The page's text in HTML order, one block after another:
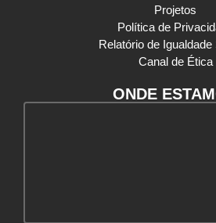
Projetos
Política de
Relatório de Igualdade
Canal de Ética
ONDE